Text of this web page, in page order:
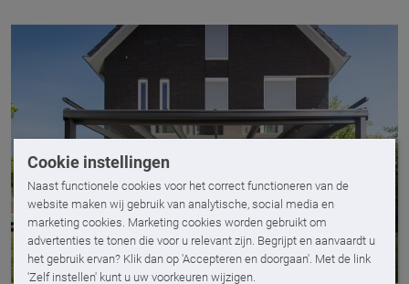
Cookie instellingen
Naast functionele cookies voor het correct functioneren van de
website maken wij gebruik van analytische, social media en
marketing cookies. Marketing cookies worden gebruikt om
advertenties te tonen die voor u relevant zijn. Begrijpt en aanvaardt u
het gebruik ervan? Klik dan op 'Accepteren en doorgaan'. Met de link
'Zelf instellen' kunt u uw voorkeuren wijzigen.